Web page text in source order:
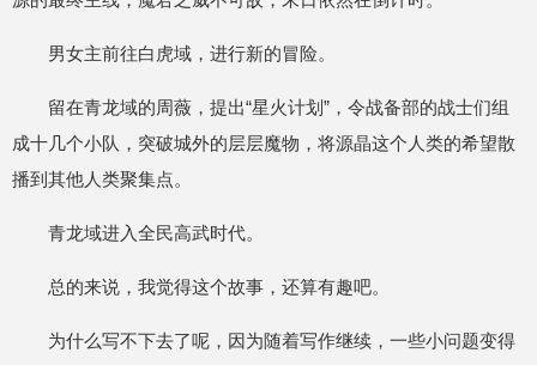
男女主前往白虎域，进行新的冒险。
留在青龙域的周薇，提出“星火计划”，令战备部的战士们组
成十几个小队，突破城外的层层魔物，将源晶这个人类的希望散
播到其他人类聚集点。
青龙域进入全民高武时代。
总的来说，我觉得这个故事，还算有趣吧。
为什么写不下去了呢，因为随着写作继续，一些小问题变得